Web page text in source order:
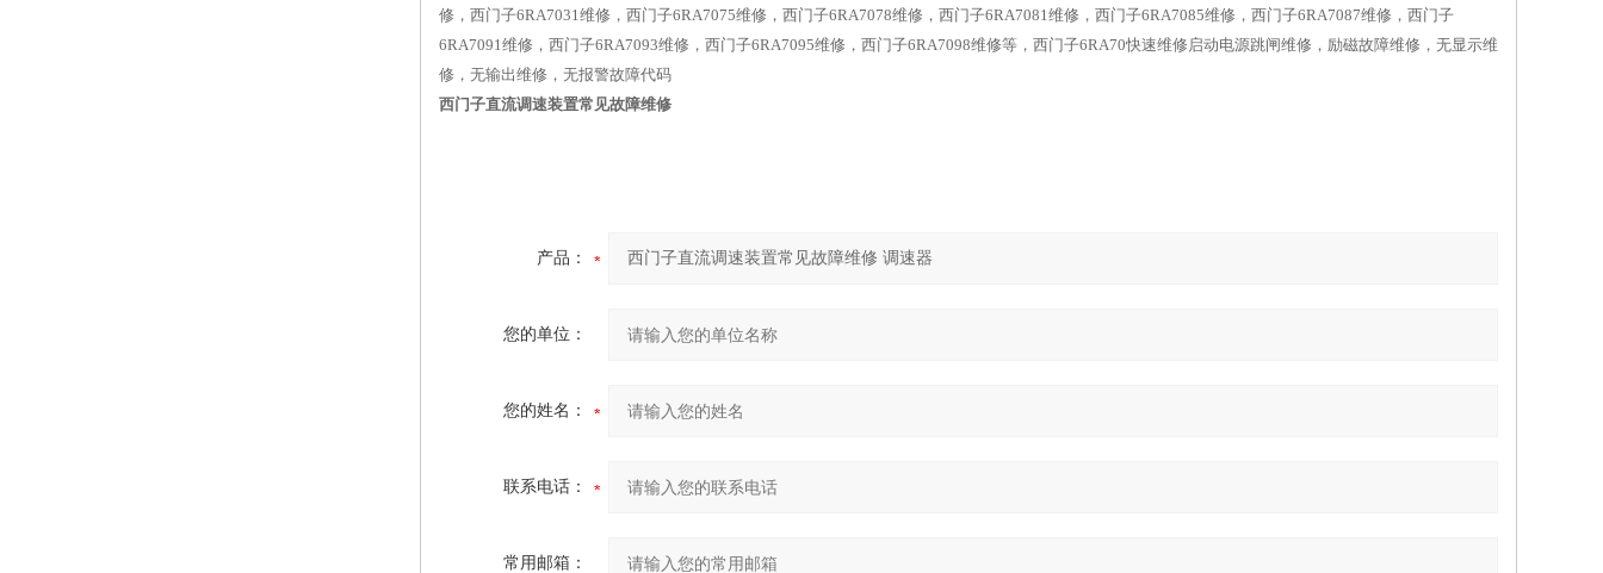
修，西门子6RA7031维修，西门子6RA7075维修，西门子6RA7078维修，西门子6RA7081维修，西门子6RA7085维修，西门子6RA7087维修，西门子
6RA7091维修，西门子6RA7093维修，西门子6RA7095维修，西门子6RA7098维修等，西门子6RA70快速维修启动电源跳闸维修，励磁故障维修，无显示维
修，无输出维修，无报警故障代码
西门子直流调速装置常见故障维修
产品：
您的单位：
您的姓名：
联系电话：
常用邮箱：